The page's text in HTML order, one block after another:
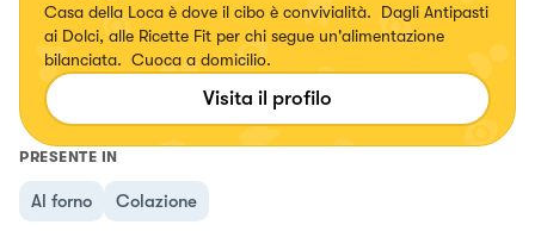
Casa della Loca è dove il cibo è convivialità. Dagli Antipasti
ai Dolci, alle Ricette Fit per chi segue un'alimentazione
bilanciata. Cuoca a domicilio.
Visita il profilo
PRESENTE IN
Al forno Colazione